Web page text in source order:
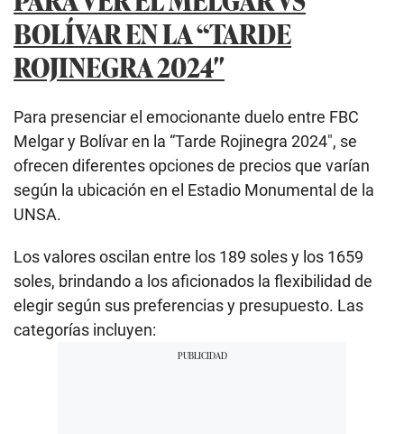
BOLÍVAR EN LA “TARDE
ROJINEGRA 2024″
Para presenciar el emocionante duelo entre FBC
Melgar y Bolívar en la “Tarde Rojinegra 2024″, se
ofrecen diferentes opciones de precios que varían
según la ubicación en el Estadio Monumental de la
UNSA.
Los valores oscilan entre los 189 soles y los 1659
soles, brindando a los aficionados la flexibilidad de
elegir según sus preferencias y presupuesto. Las
categorías incluyen: